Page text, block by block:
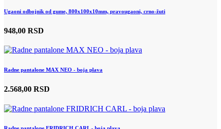
Ugaoni odbojnik od gume, 800x100x10mm, pravougaoni, crno-žuti
948,00 RSD
Radne pantalone MAX NEO - boja plava
2.568,00 RSD